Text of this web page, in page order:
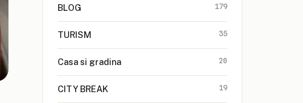
BLOG 179
TURISM 35
Casa si gradina 20
CITY BREAK 19